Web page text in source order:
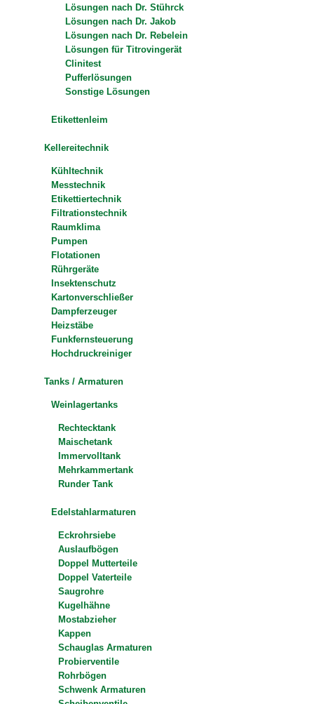
Lösungen nach Dr. Stührck
Lösungen nach Dr. Jakob
Lösungen nach Dr. Rebelein
Lösungen für Titrovingerät
Clinitest
Pufferlösungen
Sonstige Lösungen
Etikettenleim
Kellereitechnik
Kühltechnik
Messtechnik
Etikettiertechnik
Filtrationstechnik
Raumklima
Pumpen
Flotationen
Rührgeräte
Insektenschutz
Kartonverschließer
Dampferzeuger
Heizstäbe
Funkfernsteuerung
Hochdruckreiniger
Tanks / Armaturen
Weinlagertanks
Rechtecktank
Maischetank
Immervolltank
Mehrkammertank
Runder Tank
Edelstahlarmaturen
Eckrohrsiebe
Auslaufbögen
Doppel Mutterteile
Doppel Vaterteile
Saugrohre
Kugelhähne
Mostabzieher
Kappen
Schauglas Armaturen
Probierventile
Rohrbögen
Schwenk Armaturen